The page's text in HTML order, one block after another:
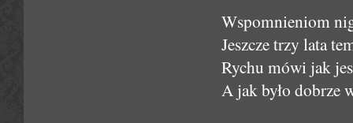
Wspomnieniom
Jeszcze trzy lata
Rychu mówi jak
A jak było dobrze